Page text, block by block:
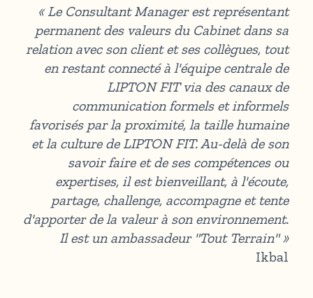
«Le Consultant Manager est représentant
permanent des valeurs du Cabinet dans sa
relation avec son client et ses collègues, tout
en restant connecté à l'équipe centrale de
LIPTON FIT via des canaux de
communication formels et informels
favorisés par la proximité, la taille humaine
et la culture de LIPTON FIT. Au-delà de son
savoir faire et de ses compétences ou
expertises, il est bienveillant, à l'écoute,
partage, challenge, accompagne et tente
d'apporter de la valeur à son environnement.
Il est un ambassadeur "Tout Terrain" »
Ikbal